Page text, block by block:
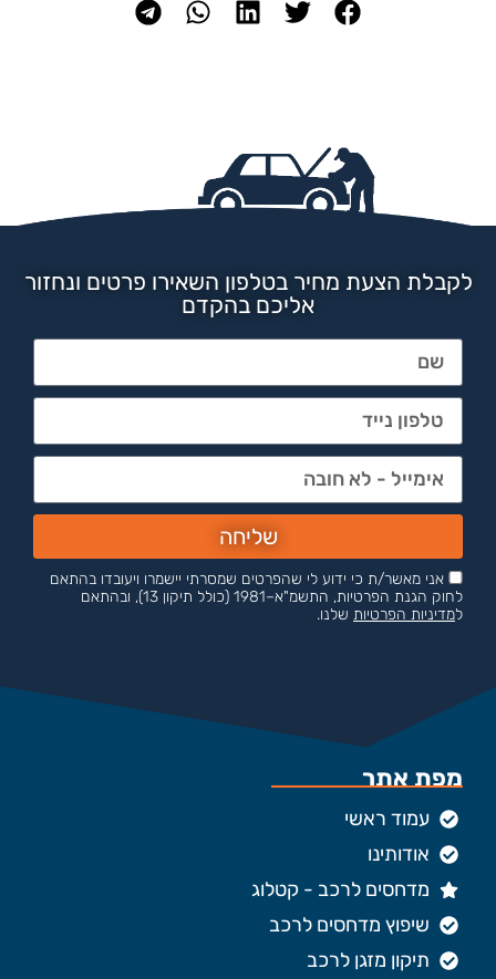
לקבלת הצעת מחיר בטלפון השאירו פרטים ונחזור
אליכם בהקדם
אני מאשר/ת כי ידוע לי שהפרטים שמסרתי יישמרו ויעובדו בהתאם
לחוק הגנת הפרטיות, התשמ"א–1981 (כולל תיקון 13), ובהתאם
למדיניות הפרטיות שלנו.
שליחה
מפת אתר
עמוד ראשי
אודותינו
מדחסים לרכב - קטלוג
שיפוץ מדחסים לרכב
תיקון מזגן לרכב